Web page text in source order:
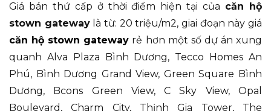
Giá bán thứ cấp ở thời điểm hiện tại của căn hộ
stown gatewaylà từ: 20 triệu/m2, giai đoạn này giá
căn hộ stown gateway rẻ hơn một số dự án xung
quanh Alva Plaza Bình Dương, Tecco Homes An
Phú, Bình Dương Grand View, Green Square Bình
Dương, Bcons Green View, C Sky View, Opal
Boulevard, Charm City, Thịnh Gia Tower, The